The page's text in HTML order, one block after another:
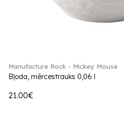
Manufacture Rock - Mickey Mouse
Bļoda, mērcestrauks 0,06 l
21.00€